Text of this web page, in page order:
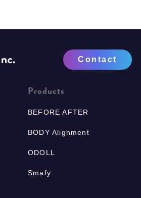
Contact
Products
BEFORE AFTER
BODY Alignment
ODOLL
Smafy